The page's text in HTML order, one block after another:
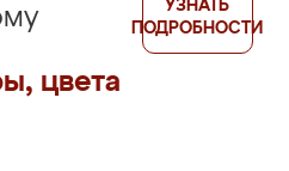
цвета
УЗНАТЬ
ПОДРОБНОСТИ